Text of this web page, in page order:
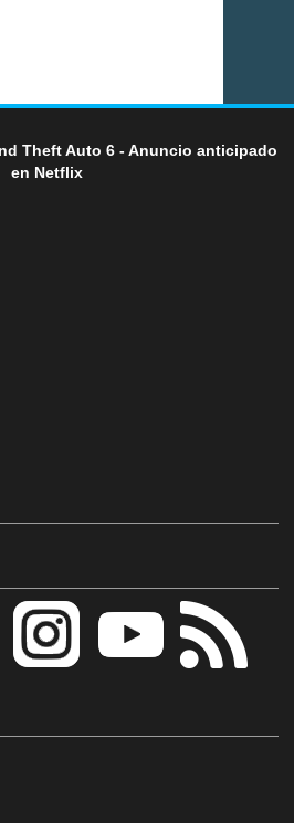
Theft Auto 6 - Anuncio anticipado
en Netflix